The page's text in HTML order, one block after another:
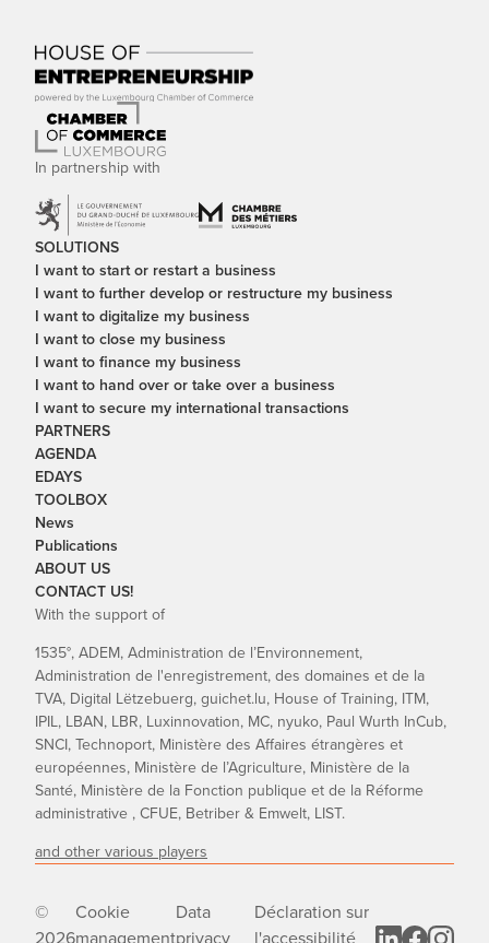
In partnership with
SOLUTIONS
I want to start or restart a business
I want to further develop or restructure my business
I want to digitalize my business
I want to close my business
I want to finance my business
I want to hand over or take over a business
I want to secure my international transactions
PARTNERS
AGENDA
EDAYS
TOOLBOX
News
Publications
ABOUT US
CONTACT US!
With the support of
1535°, ADEM, Administration de l’Environnement,
Administration de l'enregistrement, des domaines et de la
TVA, Digital Lëtzebuerg, guichet.lu, House of Training, ITM,
IPIL, LBAN, LBR, Luxinnovation, MC, nyuko, Paul Wurth InCub,
SNCI, Technoport, Ministère des Affaires étrangères et
européennes, Ministère de l’Agriculture, Ministère de la
Santé, Ministère de la Fonction publique et de la Réforme
administrative , CFUE, Betriber & Emwelt, LIST.
and other various players
©
2026
Cookie
management
Data
privacy
Déclaration sur
l'accessibilité